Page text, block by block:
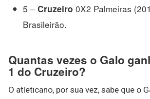
5 – Cruzeiro 0X2 Palmeiras
Brasileirão.
Quantas vezes o Galo
1 do Cruzeiro?
O atleticano, por sua vez, sabe que o